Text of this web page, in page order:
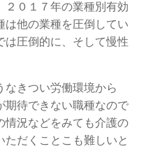
２０１７年の業種別有効
は他の業種を圧倒してい
は圧倒的に、そして慢性
なきつい労働環境から
期待できない職種なので
情況などをみても介護の
ただくことこも難しいと